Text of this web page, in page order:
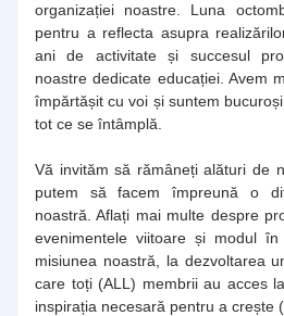
organizației noastre. Luna
pentru a reflecta asupra
ani de activitate și succesul
noastre dedicate educației. Avem
împărtășit cu voi și suntem
tot ce se întâmplă.
Vă invităm să rămâneți alături de
putem să facem împreună o
noastră. Aflați mai multe despre
evenimentele viitoare și modul
misiunea noastră, la dezvoltarea
care toți (ALL) membrii au acces
inspirația necesară pentru a crește